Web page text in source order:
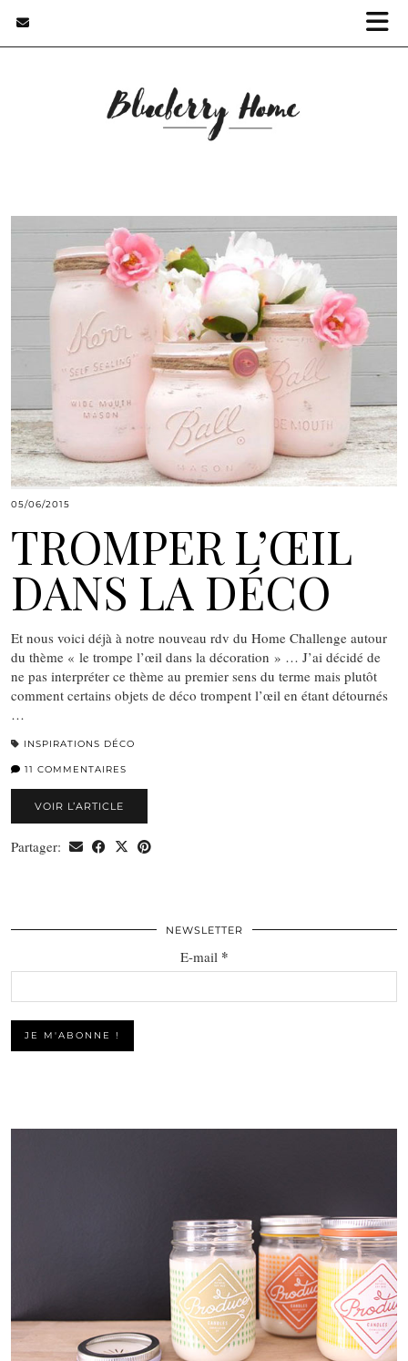
05/06/2015
TROMPER L’ŒIL
DANS LA DÉCO
Et nous voici déjà à notre nouveau rdv du Home Challenge autour
du thème « le trompe l’œil dans la décoration » … J’ai décidé de
ne pas interpréter ce thème au premier sens du terme mais plutôt
comment certains objets de déco trompent l’œil en étant détournés
…
INSPIRATIONS DÉCO
11 COMMENTAIRES
VOIR L’ARTICLE
Partager:
NEWSLETTER
E-mail *